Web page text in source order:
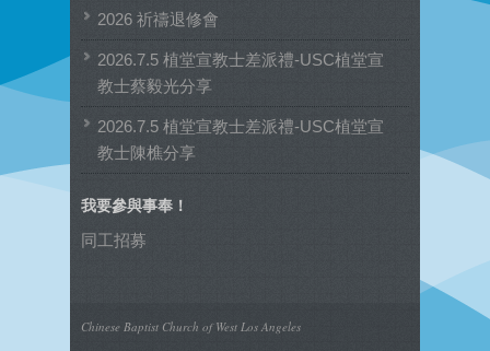
類 2026 祈禱退修會
2026.7.5 植堂宣教士差派禮-USC植堂宣
教士蔡毅光分享
2026.7.5 植堂宣教士差派禮-USC植堂宣
教士陳樵分享
我要參與事奉！
同工招募
Chinese Baptist Church of West Los Angeles